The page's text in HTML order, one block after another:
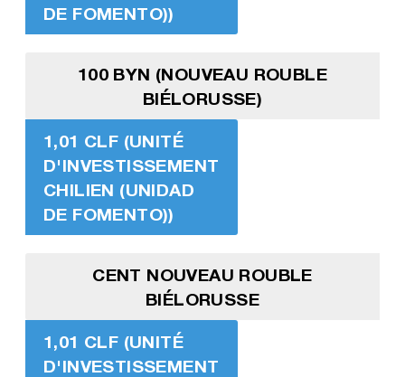
DE FOMENTO))
100 BYN (NOUVEAU ROUBLE
BIÉLORUSSE)
1,01 CLF (UNITÉ
D'INVESTISSEMENT
CHILIEN (UNIDAD
DE FOMENTO))
CENT NOUVEAU ROUBLE
BIÉLORUSSE
1,01 CLF (UNITÉ
D'INVESTISSEMENT